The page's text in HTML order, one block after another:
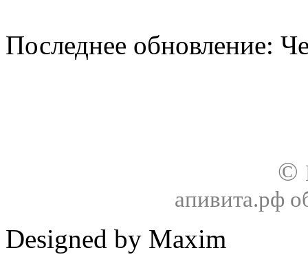
Последнее обновление:
©
апивита.рф
Designed by Maxim